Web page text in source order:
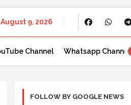
August 9, 2026
Channel Whatsapp Channel
FOLLOW BY GOOGLE NEWS